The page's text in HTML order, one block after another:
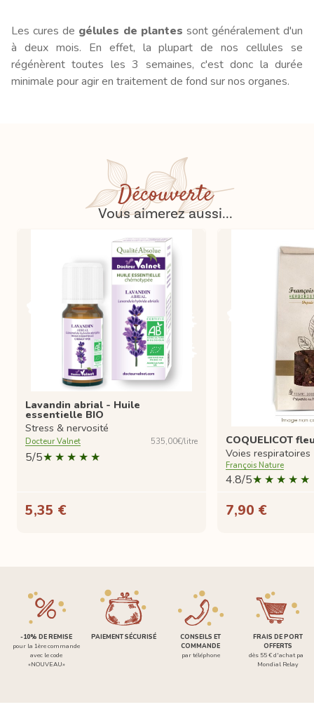
Les cures de gélules de plantes sont généralement d'un
à deux mois. En effet, la plupart de nos cellules se
régénèrent toutes les 3 semaines, c'est donc la durée
minimale pour agir en traitement de fond sur nos organes.
Découverte
Vous aimerez aussi...
Lavandin abrial - Huile
essentielle BIO
Stress & nervosité
Docteur Valnet 535,00€/litre
5/5
5,35 €
COQUELICOT
Voies respiratoires
François Nature
4.8/5
7,90 €
-10% DE REMISE
pour la 1ère commande
avec le code
«NOUVEAU»
PAIEMENT SÉCURISÉ
CONSEILS ET
COMMANDE
par téléphone
FRAIS DE PORT
OFFERTS
dès 55 € d'achat par
Mondial Relay